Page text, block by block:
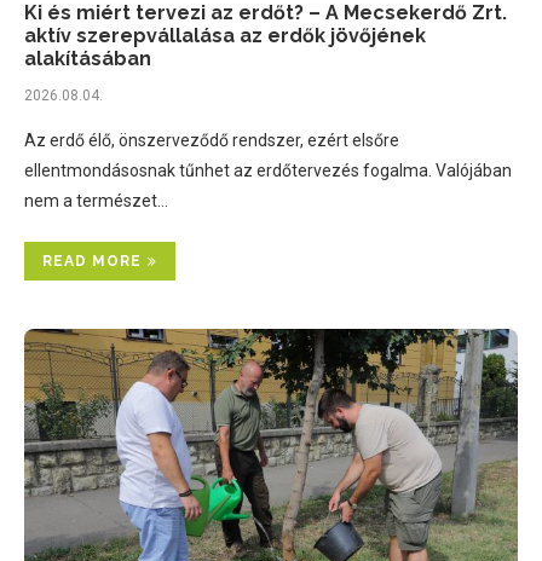
Ki és miért tervezi az erdőt? – A Mecsekerdő Zrt.
aktív szerepvállalása az erdők jövőjének
alakításában
2026.08.04.
Az erdő élő, önszerveződő rendszer, ezért elsőre
ellentmondásosnak tűnhet az erdőtervezés fogalma. Valójában
nem a természet…
READ MORE